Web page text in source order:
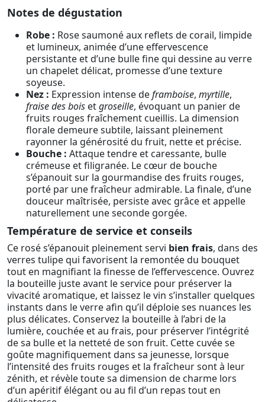
Notes de dégustation
Robe : Rose saumoné aux reflets de corail, limpide
et lumineux, animée d’une effervescence
persistante et d’une bulle fine qui dessine au verre
un chapelet délicat, promesse d’une texture
soyeuse.
Nez : Expression intense deframboise, myrtille,
fraise des bois etgroseille, évoquant un panier de
fruits rouges fraîchement cueillis. La dimension
florale demeure subtile, laissant pleinement
rayonner la générosité du fruit, nette et précise.
Bouche : Attaque tendre et caressante, bulle
crémeuse et filigranée. Le cœur de bouche
s’épanouit sur la gourmandise des fruits rouges,
porté par une fraîcheur admirable. La finale, d’une
douceur maîtrisée, persiste avec grâce et appelle
naturellement une seconde gorgée.
Température de service et conseils
Ce rosé s’épanouit pleinement servi bien frais, dans des
verres tulipe qui favorisent la remontée du bouquet
tout en magnifiant la finesse de l’effervescence. Ouvrez
la bouteille juste avant le service pour préserver la
vivacité aromatique, et laissez le vin s’installer quelques
instants dans le verre afin qu’il déploie ses nuances les
plus délicates. Conservez la bouteille à l’abri de la
lumière, couchée et au frais, pour préserver l’intégrité
de sa bulle et la netteté de son fruit. Cette cuvée se
goûte magnifiquement dans sa jeunesse, lorsque
l’intensité des fruits rouges et la fraîcheur sont à leur
zénith, et révèle toute sa dimension de charme lors
d’un apéritif élégant ou au fil d’un repas tout en